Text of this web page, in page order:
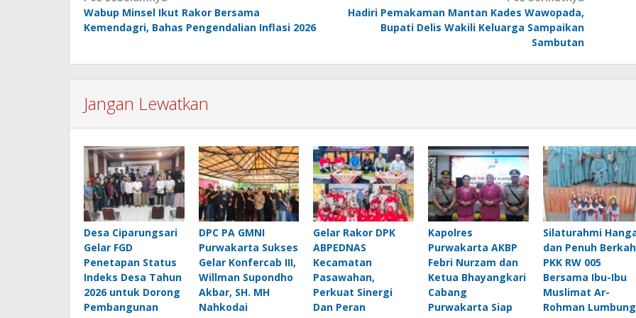
pos
Wabup Minsel Ikut Rakor Bersama
Kemendagri, Bahas Pengendalian Inflasi 2026
Hadiri Pemakaman Mantan Kades Wawopada,
Bupati Delis Wakili Keluarga Sampaikan
Sambutan
Jangan Lewatkan
Desa Ciparungsari
Gelar FGD
Penetapan Status
Indeks Desa Tahun
2026 untuk Dorong
Pembangunan
DPC PA GMNI
Purwakarta Sukses
Gelar Konfercab III,
Willman Supondho
Akbar, SH. MH
Nahkodai
Gelar Rakor DPK
ABPEDNAS
Kecamatan
Pasawahan,
Perkuat Sinergi
Dan Peran
Kapolres
Purwakarta AKBP
Febri Nurzam dan
Ketua Bhayangkari
Cabang
Purwakarta Siap
Silaturahmi
dan Penuh
PKK RW 005
Bersama Ibu-Ibu
Muslimat Ar-
Rohman Lumbung